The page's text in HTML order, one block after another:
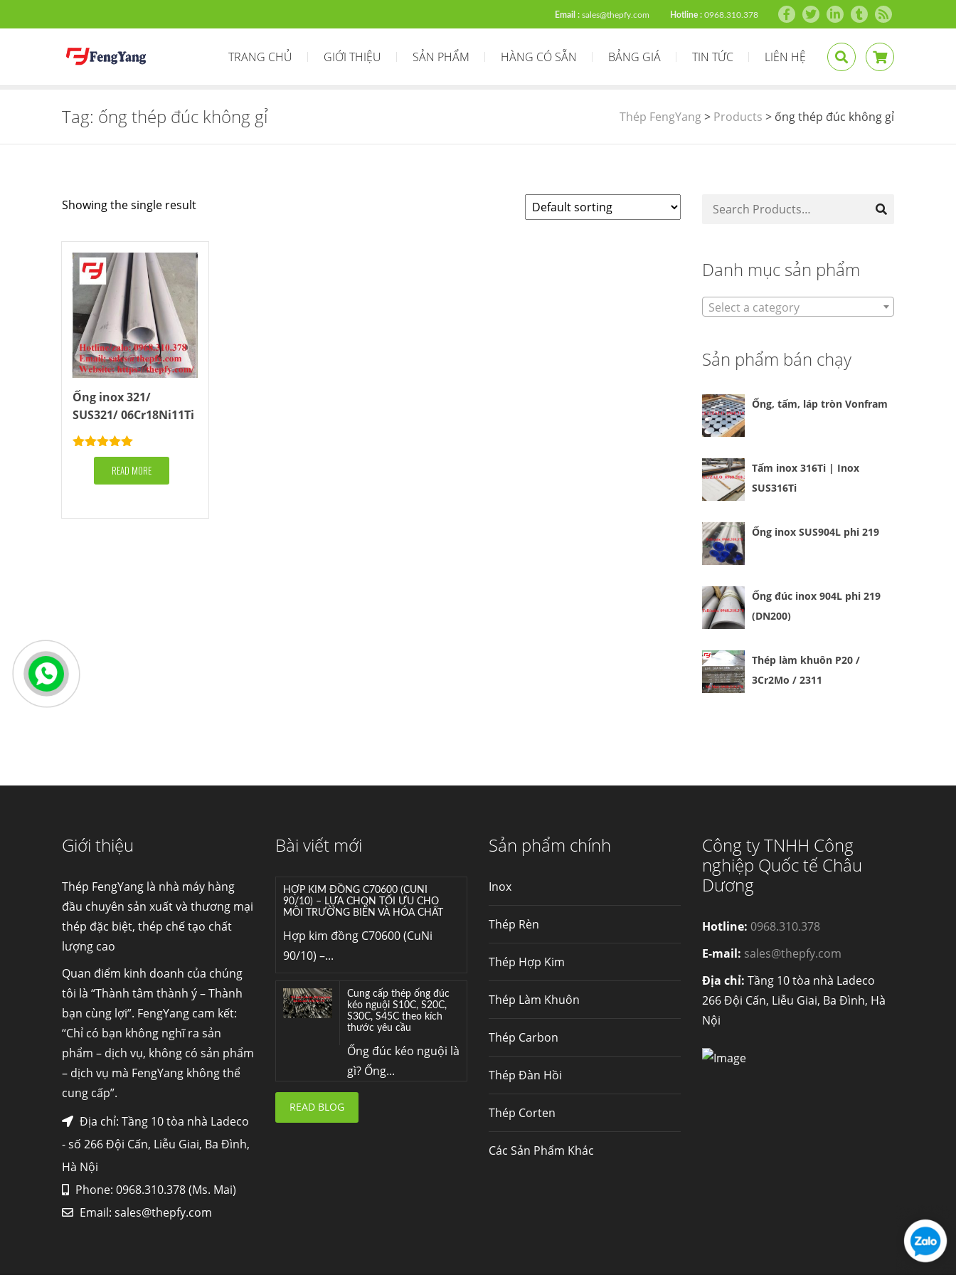
Email : sales@thepfy.com Hotline : 0968.310.378
TRANG CHỦ GIỚI THIỆU SẢN PHẨM HÀNG CÓ SẴN BẢNG GIÁ TIN TỨC LIÊN HỆ
Tag: ống thép đúc không gỉ Thép FengYang> Products > ống thép đúc không gỉ
Showing the single result
Ống inox 321/
SUS321/ 06Cr18Ni11Ti
Rated5.00
out of 5READ MORE
Danh mục sản phẩm
Select a category
Sản phẩm bán chạy
Ống, tấm, láp tròn Vonfram
Tấm inox 316Ti | Inox
SUS316Ti
Ống inox SUS904L phi 219
Ống đúc inox 904L phi 219
(DN200)
Thép làm khuôn P20 /
3Cr2Mo / 2311
Giới thiệu
Thép FengYang là nhà máy hàng
đầu chuyên sản xuất và thương mại
thép đặc biệt, thép chế tạo chất
lượng cao
Quan điểm kinh doanh của chúng
tôi là “Thành tâm thành ý – Thành
bạn cùng lợi”. FengYang cam kết:
“Chỉ có bạn không nghĩ ra sản
phẩm – dịch vụ, không có sản phẩm
– dịch vụ mà FengYang không thể
cung cấp”.
Địa chỉ: Tầng 10 tòa nhà Ladeco
- số 266 Đội Cấn, Liễu Giai, Ba Đình,
Hà Nội
Phone: 0968.310.378 (Ms. Mai)
Email: sales@thepfy.com
Bài viết mớiInox (thép không gỉ)
HỢP KIM ĐỒNG C70600 (CUNI
90/10) – LỰA CHỌN TỐI ƯU CHO
MÔI TRƯỜNG BIỂN VÀ HÓA CHẤT
Hợp kim đồng C70600 (CuNi
90/10) –...
Cung cấp thép ống đúc
kéo nguội S10C, S20C,
S30C, S45C theo kích
thước yêu cầu
Ống đúc kéo nguội là
gì? Ống...
nhà máy thép Hòa Phát
READ BLOG
Sản phẩm chính
Inox
Thép Rèn
Thép Hợp Kim
Thép Làm Khuôn
Thép Carbon
Thép Đàn Hồi
Thép Corten
Các Sản Phẩm Khác
Công ty TNHH Công
nghiệp Quốc tế Châu
Dương
Hotline: 0968.310.378
E-mail: sales@thepfy.com
Địa chỉ: Tầng 10 tòa nhà Ladeco
266 Đội Cấn, Liễu Giai, Ba Đình, Hà
Nội